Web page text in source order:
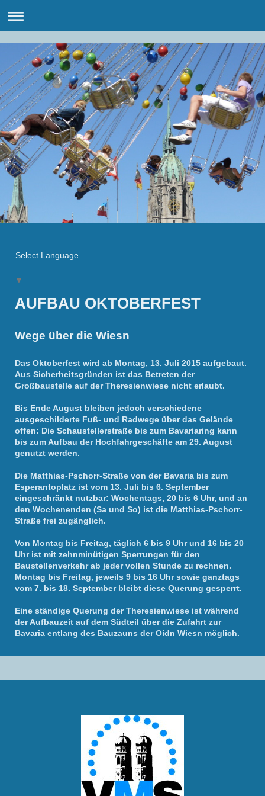
Select Language
▼
AUFBAU OKTOBERFEST
Wege über die Wiesn
Das Oktoberfest wird ab Montag, 13. Juli 2015 aufgebaut.
Aus Sicherheitsgründen ist das Betreten der
Großbaustelle auf der Theresienwiese nicht erlaubt.
Bis Ende August bleiben jedoch verschiedene
ausgeschilderte Fuß- und Radwege über das Gelände
offen: Die Schaustellerstraße bis zum Bavariaring kann
bis zum Aufbau der Hochfahrgeschäfte am 29. August
genutzt werden.
Die Matthias-Pschorr-Straße von der Bavaria bis zum
Esperantoplatz ist vom 13. Juli bis 6. September
eingeschränkt nutzbar: Wochentags, 20 bis 6 Uhr, und an
den Wochenenden (Sa und So) ist die Matthias-Pschorr-
Straße frei zugänglich.
Von Montag bis Freitag, täglich 6 bis 9 Uhr und 16 bis 20
Uhr ist mit zehnminütigen Sperrungen für den
Baustellenverkehr ab jeder vollen Stunde zu rechnen.
Montag bis Freitag, jeweils 9 bis 16 Uhr sowie ganztags
vom 7. bis 18. September bleibt diese Querung gesperrt.
Eine ständige Querung der Theresienwiese ist während
der Aufbauzeit auf dem Südteil über die Zufahrt zur
Bavaria entlang des Bauzauns der Oidn Wiesn möglich.